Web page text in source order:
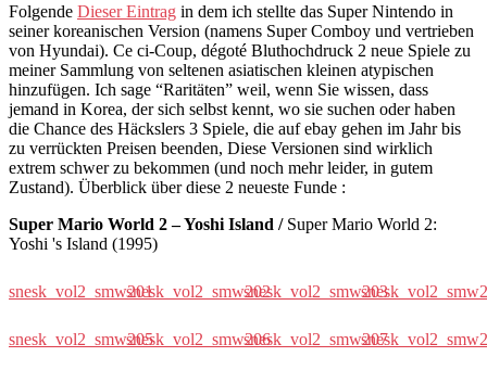
Folgende Dieser Eintrag in dem ich stellte das Super Nintendo in
seiner koreanischen Version (namens Super Comboy und vertrieben
von Hyundai). Ce ci-Coup, dégoté Bluthochdruck 2 neue Spiele zu
meiner Sammlung von seltenen asiatischen kleinen atypischen
hinzufügen. Ich sage “Raritäten” weil, wenn Sie wissen, dass
jemand in Korea, der sich selbst kennt, wo sie suchen oder haben
die Chance des Häckslers 3 Spiele, die auf ebay gehen im Jahr bis
zu verrückten Preisen beenden, Diese Versionen sind wirklich
extrem schwer zu bekommen (und noch mehr leider, in gutem
Zustand). Überblick über diese 2 neueste Funde :
Super Mario World 2 – Yoshi Island / Super Mario World 2:
Yoshi 's Island (1995)
snesk_vol2_smw201snesk_vol2_smw202snesk_vol2_smw203
snesk_vol2_smw205snesk_vol2_smw206snesk_vol2_smw207